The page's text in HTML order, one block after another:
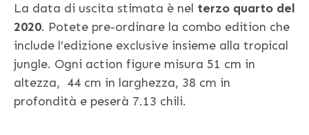
La data di uscita stimata è nel terzo quarto del
2020. Potete pre-ordinare la combo edition che
include l’edizione exclusive insieme alla tropical
jungle. Ogni action figure misura 51 cm in
altezza, 44 cm in larghezza, 38 cm in
profondità e peserà 7.13 chili.